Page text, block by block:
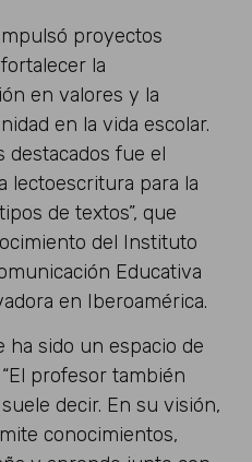
proyectos
la
en valores y la
en la vida escolar.
destacados fue el
lectoescritura para la
de textos”, que
del Instituto
Educativa
en Iberoamérica.
ha sido un espacio de
profesor también
decir. En su visión,
conocimientos,